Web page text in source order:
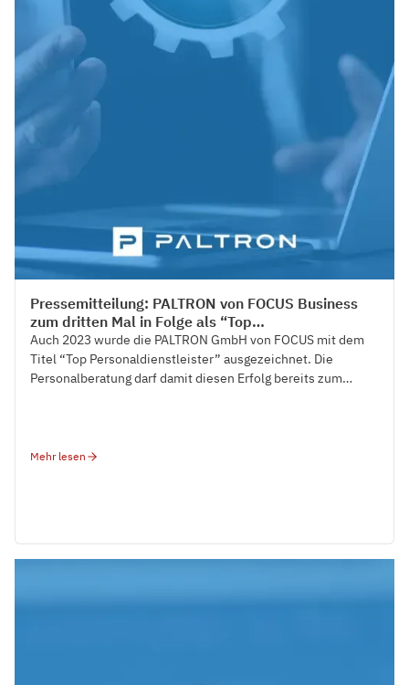
Pressemitteilung: PALTRON von FOCUS Business
zum dritten Mal in Folge als “Top
Personaldienstleister” ausgezeichnet
Auch 2023 wurde die PALTRON GmbH von FOCUS mit dem
Titel “Top Personaldienstleister” ausgezeichnet. Die
Personalberatung darf damit diesen Erfolg bereits zum
Mehr lesen